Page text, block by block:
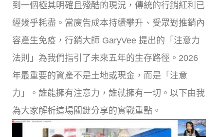
到一個極其明確且殘酷的現況，傳統的行銷紅利已
經幾乎耗盡。當廣告成本持續攀升、受眾對推銷內
容產生免疫，行銷大師 GaryVee 提出的「注意力
法則」為我們指引了未來五年的生存路徑。2026
年最重要的資產不是土地或現金，而是「注意
力」。誰能擁有注意力，誰就擁有一切。以下由我
為大家解析這場關鍵分享的實戰重點。